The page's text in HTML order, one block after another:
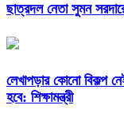
ছাত্রদল নেতা সুমন
লেখাপড়ার কোনো বিকল্প
হবে: শিক্ষামন্ত্রী